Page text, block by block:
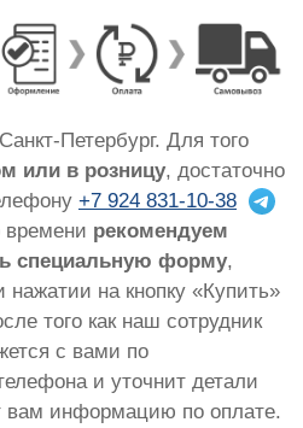
Петербург. Для того
или в розницу, достаточно
+7 924 831-10-38
рекомендуем
специальную форму,
нажатии на кнопку «Купить»
того как наш сотрудник
с вами по
и уточнит детали
вам информацию по оплате.